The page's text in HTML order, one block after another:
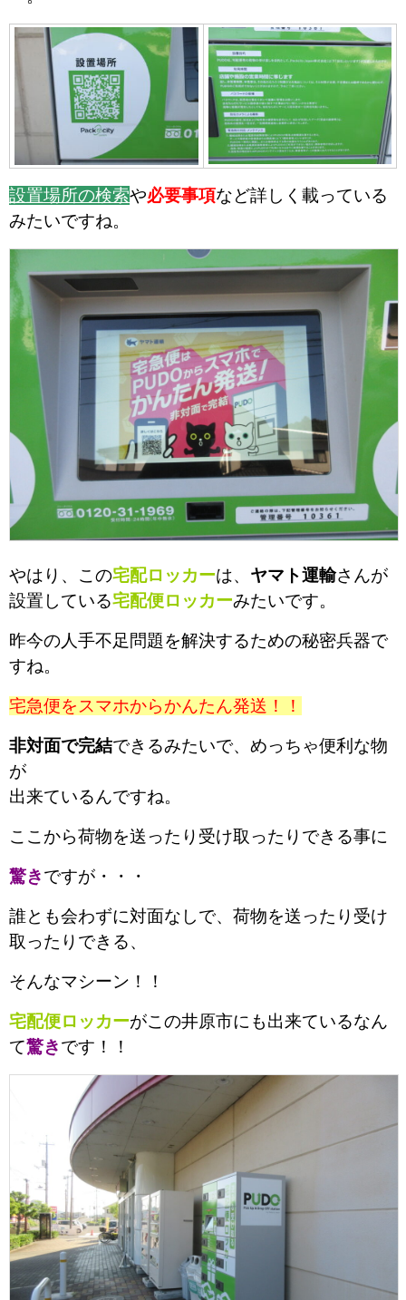
設置場所の検索や必要事項など詳しく載っている
みたいですね。
やはり、この宅配ロッカーは、 ヤマト運輸さんが
設置している宅配便ロッカーみたいです。
昨今の人手不足問題を解決するための秘密兵器で
すね。
宅急便をスマホからかんたん発送！！
非対面で完結できるみたいで、めっちゃ便利な物
が
出来ているんですね。
ここから荷物を送ったり受け取ったりできる事に
驚きですが・・・
誰とも会わずに対面なしで、荷物を送ったり受け
取ったり できる、
そんなマシーン！！
宅配便ロッカーがこの井原市にも出来ているなん
て驚きです！！